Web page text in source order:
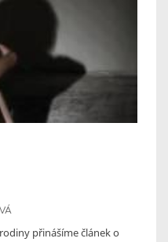
přinášíme článek o